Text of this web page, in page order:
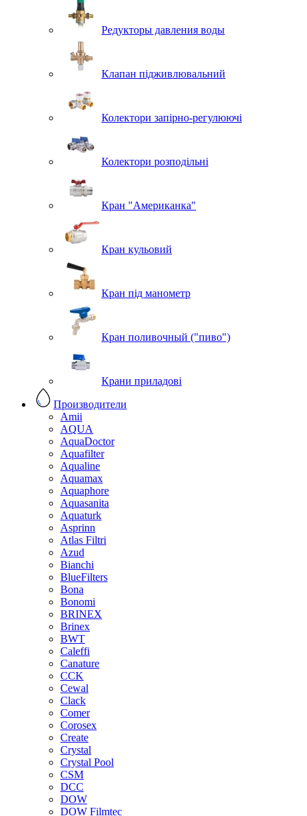
Редукторы давления воды
Клапан підживлювальний
Колектори запірно-регулюючі
Колектори розподільні
Кран "Американка"
Кран кульовий
Кран під манометр
Кран поливочный ("пиво")
Крани приладові
Производители
Amii
AQUA
AquaDoctor
Aquafilter
Aqualine
Aquamax
Aquaphore
Aquasanita
Aquaturk
Asprinn
Atlas Filtri
Azud
Bianchi
BlueFilters
Bona
Bonomi
BRINEX
Brinex
BWT
Caleffi
Canature
CCK
Cewal
Clack
Comer
Corosex
Create
Crystal
Crystal Pool
CSM
DCC
DOW
DOW Filmtec